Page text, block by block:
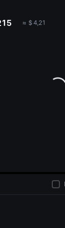
≈ $ 4,21